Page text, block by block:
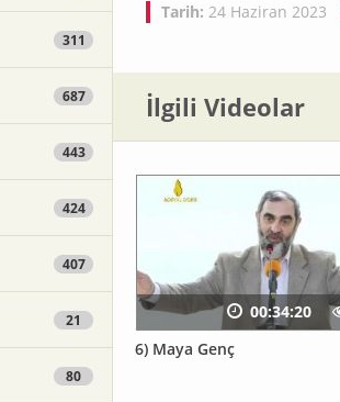
311
687
443
424
407
21
80
Tarih: 24 Haziran 2023
İlgili Videolar
6) Maya Genç
00:34:20